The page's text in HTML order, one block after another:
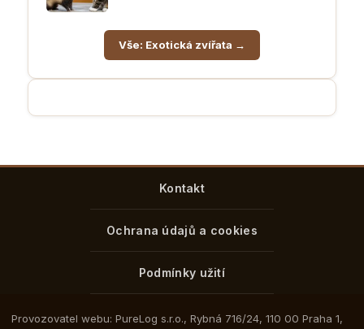
Vše: Exotická zvířata →
Kontakt
Ochrana údajů a cookies
Podmínky užití
Provozovatel webu: PureLog s.r.o., Rybná 716/24, 110 00 Praha 1,